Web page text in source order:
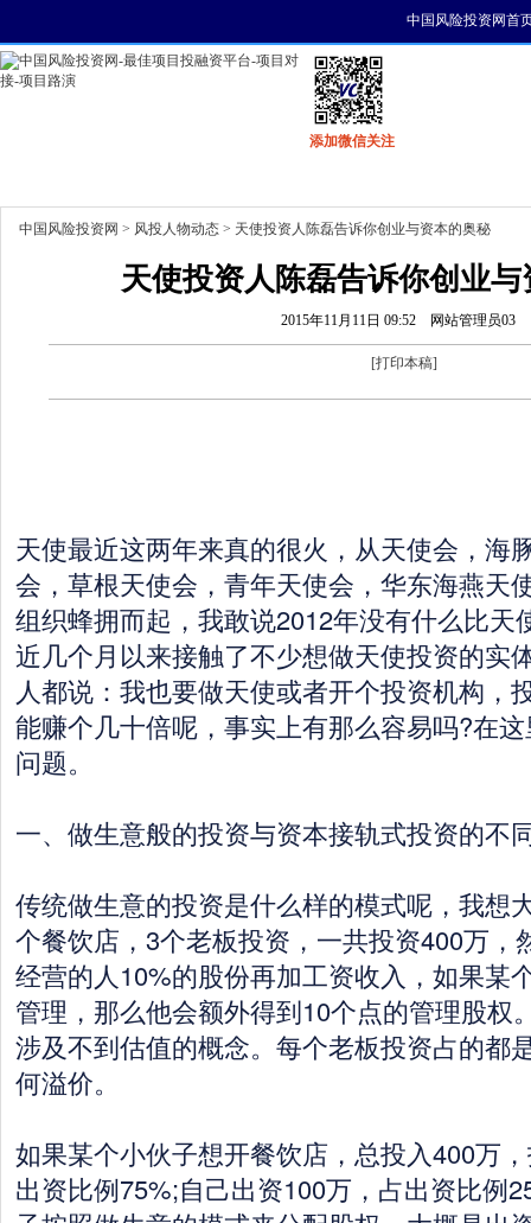
中国风险投资网首
添加微信关注
中国风险投资网 > 风投人物动态 > 天使投资人陈磊告诉你创业与资本的奥秘
天使投资人陈磊告诉你创业
2015年11月11日 09:52 网站管理员03
[打印本稿]
天使最近这两年来真的很火，从天使会，海
会，草根天使会，青年天使会，华东海燕天
组织蜂拥而起，我敢说2012年没有什么比天
近几个月以来接触了不少想做天使投资的实
人都说：我也要做天使或者开个投资机构，
能赚个几十倍呢，事实上有那么容易吗?在
问题。
一、做生意般的投资与资本接轨式投资的不
传统做生意的投资是什么样的模式呢，我想
个餐饮店，3个老板投资，一共投资400万，
经营的人10%的股份再加工资收入，如果某
管理，那么他会额外得到10个点的管理股权
涉及不到估值的概念。每个老板投资占的都
何溢价。
如果某个小伙子想开餐饮店，总投入400万
出资比例75%;自己出资100万，占出资比例